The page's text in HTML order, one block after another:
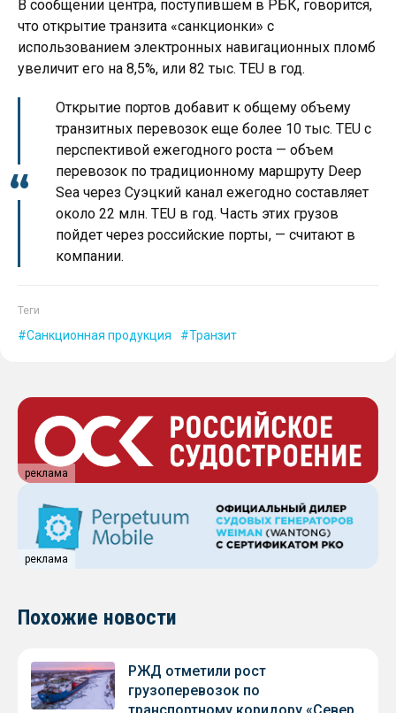
В сообщении центра, поступившем в РБК, говорится,
что открытие транзита «санкционки» с
использованием электронных навигационных пломб
увеличит его на 8,5%, или 82 тыс. TEU в год.
Открытие портов добавит к общему объему
транзитных перевозок еще более 10 тыс. TEU с
перспективой ежегодного роста — объем
перевозок по традиционному маршруту Deep
Sea через Суэцкий канал ежегодно составляет
около 22 млн. TEU в год. Часть этих грузов
пойдет через российские порты, — считают в
компании.
Теги
Санкционная продукция Транзит
реклама
реклама
Похожие новости
РЖД отметили рост
грузоперевозок по